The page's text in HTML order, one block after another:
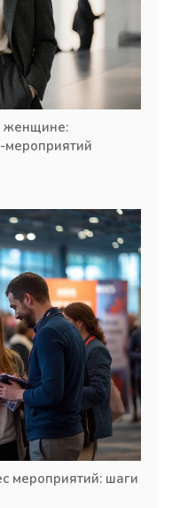
женщине:
мероприятий
мероприятий: шаги